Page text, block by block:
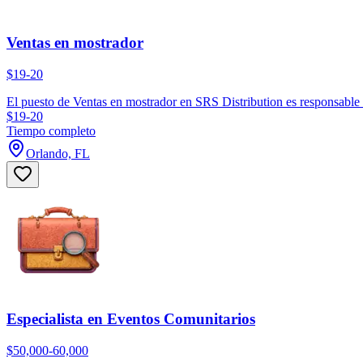
Ventas en mostrador
$19-20
El puesto de Ventas en mostrador en SRS Distribution es
$19-20
Tiempo completo
Orlando, FL
Especialista en Eventos Comunitarios
$50,000-60,000